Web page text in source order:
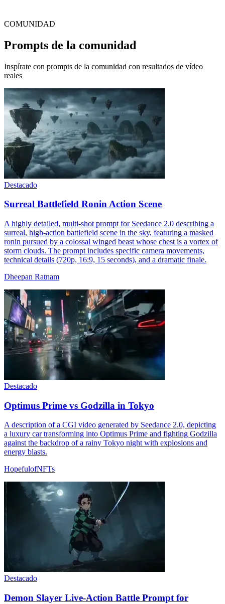
COMUNIDAD
Prompts de la comunidad
Inspírate con prompts de la comunidad con resultados de vídeo
reales
Destacado
Surreal Battlefield Ronin Action Scene
A highly detailed, multi-shot prompt for Seedance 2.0 describing a
surreal, high-action battlefield scene in the sky, featuring a masked
ronin pursued by a colossal winged beast whose chest is a vortex of
storm clouds. The prompt includes specific camera movements,
technical details (720p, 16:9, 15 seconds), and a dramatic finale.
Dheepan Ratnam
Destacado
Optimus Prime vs Godzilla in Tokyo
A description of a CGI video generated by Seedance 2.0, depicting
a luxury car transforming into Optimus Prime and fighting Godzilla
against the backdrop of a rainy Tokyo night with explosions and
energy blasts.
HopefulofNFTs
Destacado
Demon Slayer Live-Action Battle Prompt for